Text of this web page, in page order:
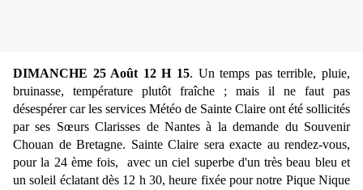
DIMANCHE 25 Août 12 H 15. Un temps pas terrible, pluie,
bruinasse, température plutôt fraîche ; mais il ne faut pas
désespérer car les services Météo de Sainte Claire ont été sollicités
par ses Sœurs Clarisses de Nantes à la demande du Souvenir
Chouan de Bretagne. Sainte Claire sera exacte au rendez-vous,
pour la 24 ème fois, avec un ciel superbe d'un très beau bleu et
un soleil éclatant dès 12 h 30, heure fixée pour notre Pique Nique